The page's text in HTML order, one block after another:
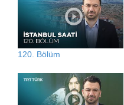
120. Bölüm